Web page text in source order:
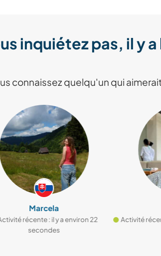
inquiétez pas, il y
connaissez quelqu'un qui
Marcela
récente : il y a environ 22
secondes
Activité récente : il